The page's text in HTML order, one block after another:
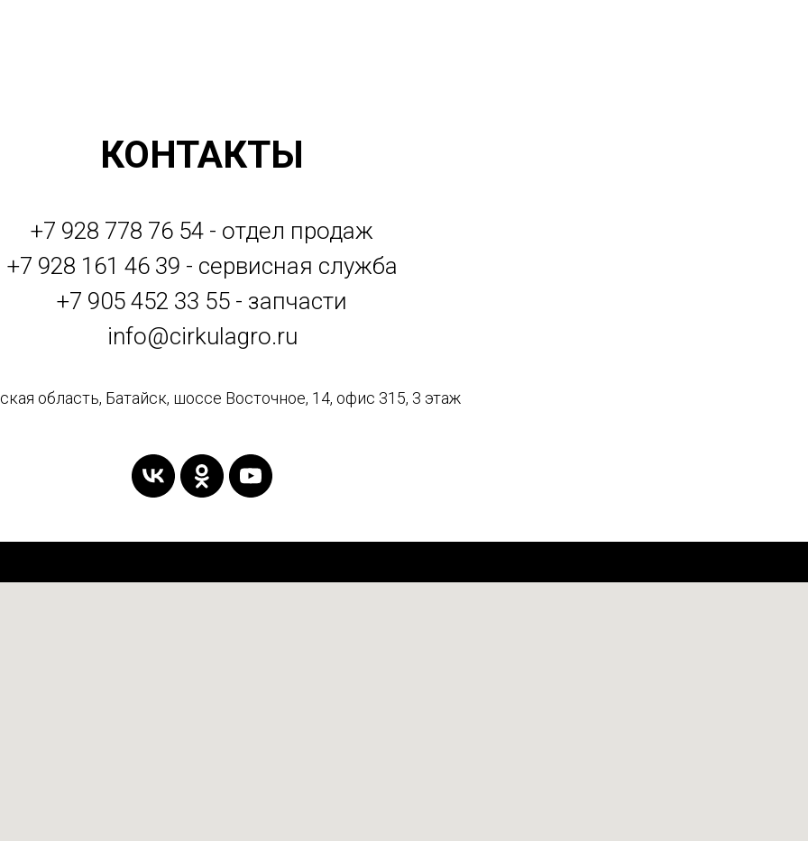
КОНТАКТЫ
+7 928 778 76 54 - отдел продаж
+7 928 161 46 39 - сервисная служба
+7 905 452 33 55 - запчасти
info@cirkulagro.ru
область, Батайск, шоссе Восточное, 14, офис 315, 3 этаж